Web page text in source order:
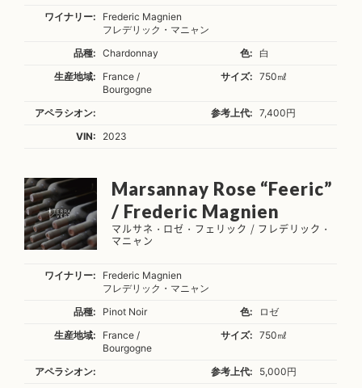
ワイナリー:
Frederic Magnien
フレデリック・マニャン
品種:
Chardonnay 色:
白
生産地域:
France /
Bourgogne
サイズ: 750㎖
アペラシオン: 参考上代:
7,400円
VIN:
2023
Marsannay Rose “Feeric”
/ Frederic Magnien
マルサネ・ロゼ・フェリック / フレデリック・
マニャン
ワイナリー:
Frederic Magnien
フレデリック・マニャン
品種:
Pinot Noir 色:
ロゼ
生産地域:
France /
Bourgogne
サイズ: 750㎖
アペラシオン: 参考上代:
5,000円